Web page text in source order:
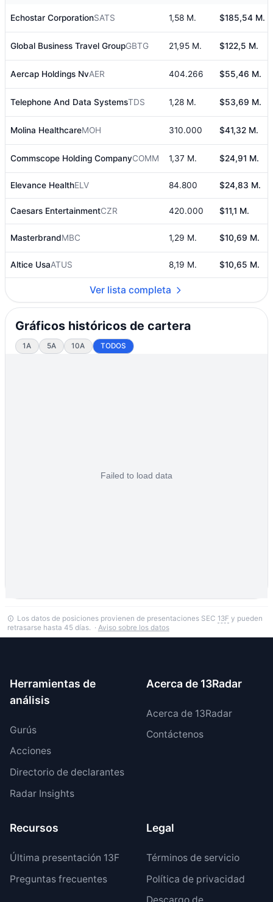
Echostar CorporationSATS 1,58 M. $185,54 M.
Global Business Travel GroupGBTG 21,95 M. $122,5 M.
Aercap Holdings NvAER 404.266 $55,46 M.
Telephone And Data SystemsTDS 1,28 M. $53,69 M.
Molina HealthcareMOH 310.000 $41,32 M.
Commscope Holding CompanyCOMM 1,37 M. $24,91 M.
Elevance HealthELV 84.800 $24,83 M.
Caesars EntertainmentCZR 420.000 $11,1 M.
MasterbrandMBC 1,29 M. $10,69 M.
Altice UsaATUS 8,19 M. $10,65 M.
Ver lista completa
Gráficos históricos de cartera
1A 5A 10A TODOS
Los datos de posiciones provienen de presentaciones SEC 13F y pueden
retrasarse hasta 45 días. · Aviso sobre los datos
Herramientas de
análisis
Gurús
Acciones
Directorio de declarantes
Radar Insights
Acerca de 13Radar
Acerca de 13Radar
Contáctenos
Recursos
Última presentación 13F
Preguntas frecuentes
Legal
Términos de servicio
Política de privacidad